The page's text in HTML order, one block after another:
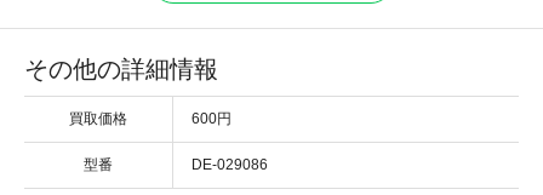
その他の詳細情報
買取価格 600円
型番 DE-029086